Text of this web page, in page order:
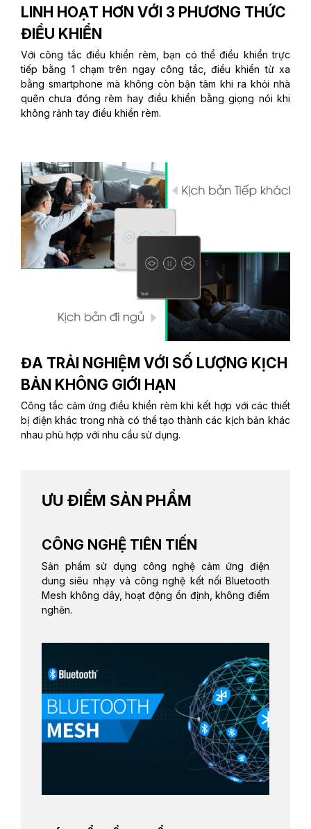
LINH HOẠT HƠN VỚI 3 PHƯƠNG THỨC
ĐIỀU KHIỂN
Với công tắc điều khiển rèm, bạn có thể điều khiển trực
tiếp bằng 1 chạm trên ngay công tắc, điều khiển từ xa
bằng smartphone mà không còn bận tâm khi ra khỏi nhà
quên chưa đóng rèm hay điều khiển bằng giọng nói khi
không rảnh tay điều khiển rèm.
ĐA TRẢI NGHIỆM VỚI SỐ LƯỢNG KỊCH
BẢN KHÔNG GIỚI HẠN
Công tắc cảm ứng điều khiển rèm khi kết hợp với các thiết
bị điện khác trong nhà có thể tạo thành các kịch bản khác
nhau phù hợp với nhu cầu sử dụng.
ƯU ĐIỂM SẢN PHẨM
CÔNG NGHỆ TIÊN TIẾN
Sản phẩm sử dụng công nghệ cảm ứng điện
dung siêu nhạy và công nghệ kết nối Bluetooth
Mesh không dây, hoạt động ổn định, không điểm
nghẽn.